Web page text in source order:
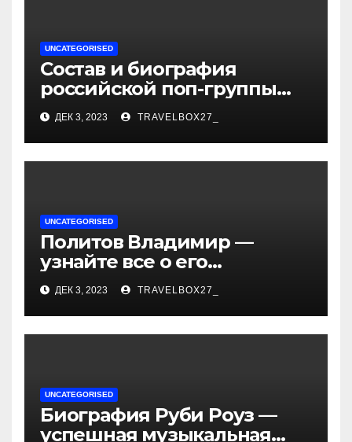
UNCATEGORISED
Состав и биография
российской поп-группы
«Иванушки интернешнл»
— история успеха, музыка
и судьбы участников
ДЕК 3, 2023 TRAVELBOX27_
UNCATEGORISED
Политов Владимир —
узнайте все о его
биографии, возрасте и
впечатляющих
достижениях!
ДЕК 3, 2023 TRAVELBOX27_
UNCATEGORISED
Биография Руби Роуз —
успешная музыкальная